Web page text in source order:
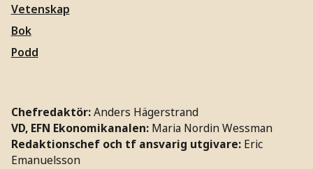
Vetenskap
Bok
Podd
Chefredaktör:Anders Hägerstrand
VD, EFN Ekonomikanalen: Maria Nordin Wessman
Redaktionschef och tf ansvarig utgivare: Eric
Emanuelsson